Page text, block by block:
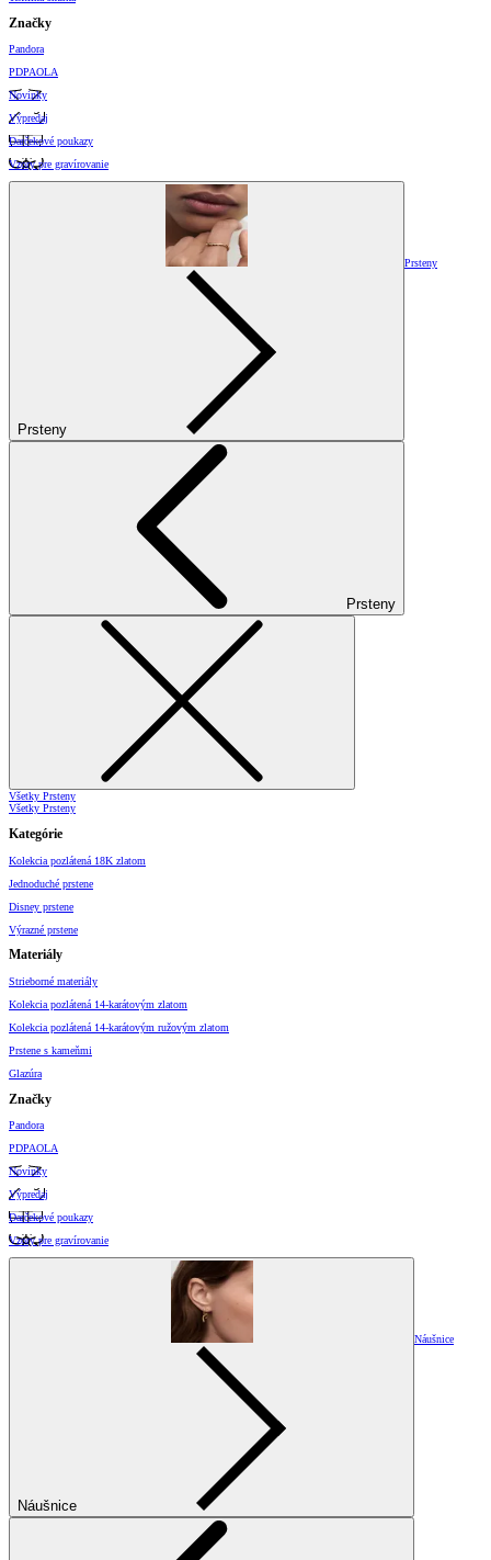
Značky
Pandora
PDPAOLA
Novinky
Výpredaj
Darčekové poukazy
Vzory pre gravírovanie
Prsteny
Prsteny
Prsteny
Všetky Prsteny
Všetky Prsteny
Kategórie
Kolekcia pozlátená 18K zlatom
Jednoduché prstene
Disney prstene
Výrazné prstene
Materiály
Strieborné materiály
Kolekcia pozlátená 14-karátovým zlatom
Kolekcia pozlátená 14-karátovým ružovým zlatom
Prstene s kameňmi
Glazúra
Značky
Pandora
PDPAOLA
Novinky
Výpredaj
Darčekové poukazy
Vzory pre gravírovanie
Náušnice
Náušnice